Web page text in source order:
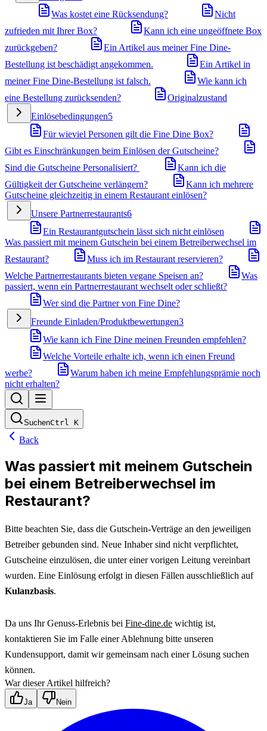
Was kostet eine Rücksendung?
Nicht
zufrieden mit Ihrer Box?
Kann ich eine ungeöffnete Box
zurückgeben?
Ein Artikel aus meiner Fine Dine-
Bestellung ist beschädigt angekommen.
Ein Artikel in
meiner Fine Dine-Bestellung ist falsch.
Wie kann ich
eine Bestellung zurücksenden?
Originalzustand
Einlösebedingungen5
Für wieviel Personen gilt die Fine Dine Box?
Gibt es Einschränkungen beim Einlösen der Gutscheine?
Sind die Gutscheine Personalisiert?
Kann ich die
Gültigkeit der Gutscheine verlängern?
Kann ich mehrere
Gutscheine gleichzeitig in einem Restaurant einlösen?
Unsere Partnerrestaurants6
Ein Restaurantgutschein lässt sich nicht einlösen
Was passiert mit meinem Gutschein bei einem Betreiberwechsel im
Restaurant?
Muss ich im Restaurant reservieren?
Welche Partnerrestaurants bieten vegane Speisen an?
Was
passiert, wenn ein Partnerrestaurant wechselt oder schließt?
Wer sind die Partner von Fine Dine?
Freunde Einladen/Produktbewertungen3
Wie kann ich Fine Dine meinen Freunden empfehlen?
Welche Vorteile erhalte ich, wenn ich einen Freund
werbe?
Warum haben ich meine Empfehlungsprämie noch
nicht erhalten?
SuchenCtrl K
Back
Was passiert mit meinem Gutschein
bei einem Betreiberwechsel im
Restaurant?
Bitte beachten Sie, dass die Gutschein-Verträge an den jeweiligen
Betreiber gebunden sind. Neue Inhaber sind nicht verpflichtet,
Gutscheine einzulösen, die unter einer vorigen Leitung vereinbart
wurden. Eine Einlösung erfolgt in diesen Fällen ausschließlich auf
Kulanzbasis.
Da uns Ihr Genuss-Erlebnis bei Fine-dine.de wichtig ist,
kontaktieren Sie im Falle einer Ablehnung bitte unseren
Kundensupport, damit wir gemeinsam nach einer Lösung suchen
können.
War dieser Artikel hilfreich?
Ja Nein